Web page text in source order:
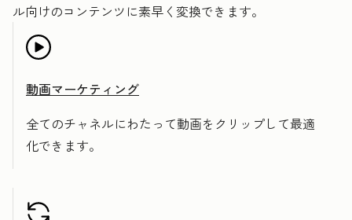
ル向けのコンテンツに素早く変換できます。
動画マーケティング
全てのチャネルにわたって動画をクリップして最適
化できます。